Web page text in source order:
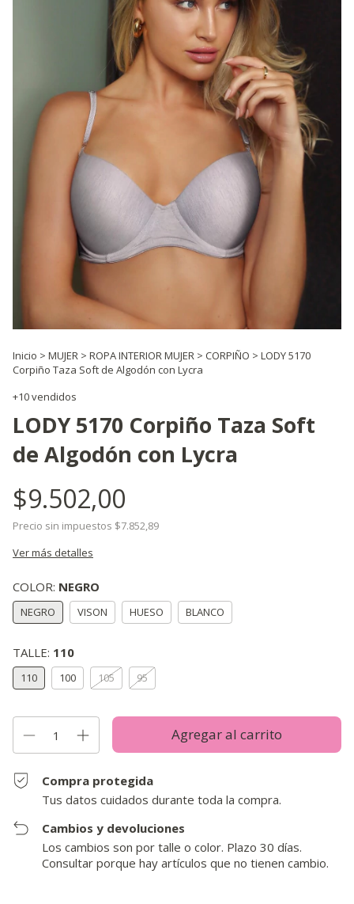
Inicio > MUJER > ROPA INTERIOR MUJER > CORPIÑO > LODY 5170
Corpiño Taza Soft de Algodón con Lycra
+10 vendidos
LODY 5170 Corpiño Taza Soft
de Algodón con Lycra
$9.502,00
Precio sin impuestos $7.852,89
Ver más detalles
COLOR: NEGRO
NEGRO VISON HUESO BLANCO
TALLE: 110
110 100 105 95
Compra protegida
Tus datos cuidados durante toda la compra.
Cambios y devoluciones
Los cambios son por talle o color. Plazo 30 días.
Consultar porque hay artículos que no tienen cambio.